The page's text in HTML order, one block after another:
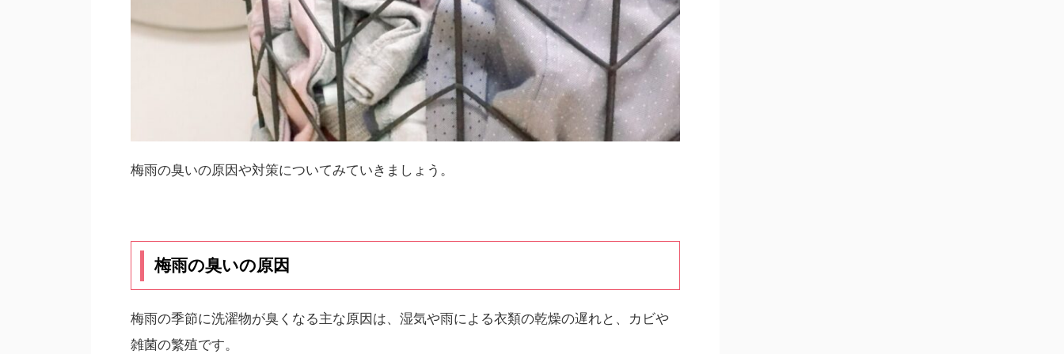
梅雨の臭いの原因や対策についてみていきましょう。
梅雨の臭いの原因
梅雨の季節に洗濯物が臭くなる主な原因は、湿気や雨による衣類の乾燥の遅れと、カビや
雑菌の繁殖です。